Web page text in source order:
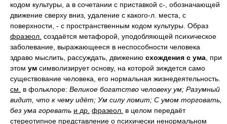
кодом культуры, а в сочетании с приставкой с-, обозначающей
движение сверху вниз, удаление с какого-л. места, с
поверхности, - с пространственным кодом культуры. Образ
фразеол. создаётся метафорой, уподобляющей психическое
заболевание, выражающееся в неспособности человека
здраво мыслить, рассуждать, движению схождения с ума , при
этом ум символизирует основу, на которой зиждется само
существование человека, его нормальная жизнедеятельность.
см.
в фольклоре: Великое богатство человеку ум; Разумный
видит, что к чему идёт; Ум силу ломит; С умом торговать,
без ума горевать и др. фразеол. в целом передаёт
стереотипное представление о психически ненормальном